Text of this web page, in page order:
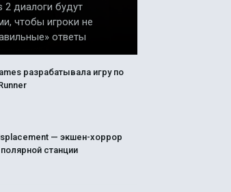
2 диалоги будут
чтобы игроки не
ответы
разрабатывала игру по
— экшен-хоррор
станции